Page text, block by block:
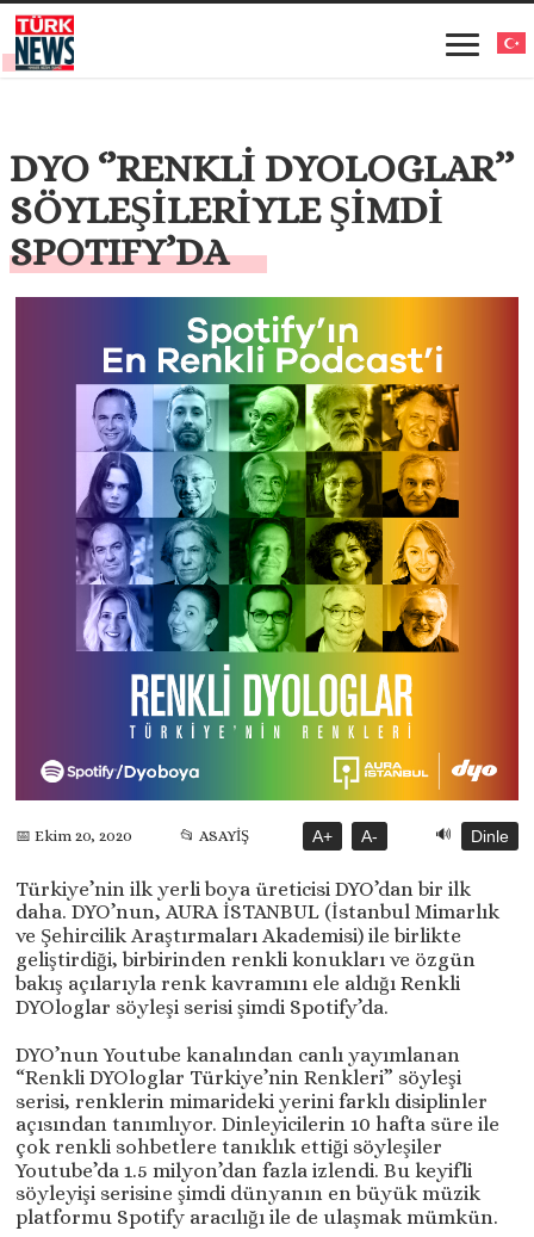
DYO ‘’RENKLİ DYOLOGLAR’’
SÖYLEŞİLERİYLE ŞİMDİ
SPOTIFY’DA
📅 Ekim 20, 2020 📂 ASAYİŞ A+ A- 🔊 Dinle
Türkiye’nin ilk yerli boya üreticisi DYO’dan bir ilk
daha. DYO’nun, AURA İSTANBUL (İstanbul Mimarlık
ve Şehircilik Araştırmaları Akademisi) ile birlikte
geliştirdiği, birbirinden renkli konukları ve özgün
bakış açılarıyla renk kavramını ele aldığı Renkli
DYOloglar söyleşi serisi şimdi Spotify’da.
DYO’nun Youtube kanalından canlı yayımlanan
“Renkli DYOloglar Türkiye’nin Renkleri” söyleşi
serisi, renklerin mimarideki yerini farklı disiplinler
açısından tanımlıyor. Dinleyicilerin 10 hafta süre ile
çok renkli sohbetlere tanıklık ettiği söyleşiler
Youtube’da 1.5 milyon’dan fazla izlendi. Bu keyifli
söyleyişi serisine şimdi dünyanın en büyük müzik
platformu Spotify aracılığı ile de ulaşmak mümkün.